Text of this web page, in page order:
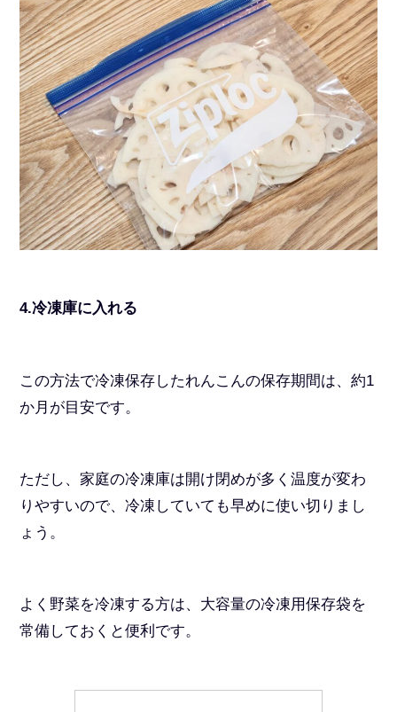
4.冷凍庫に入れる
この方法で冷凍保存したれんこんの保存期間は、約1
か月が目安です。
ただし、家庭の冷凍庫は開け閉めが多く温度が変わ
りやすいので、冷凍していても早めに使い切りまし
ょう。
よく野菜を冷凍する方は、大容量の冷凍用保存袋を
常備しておくと便利です。